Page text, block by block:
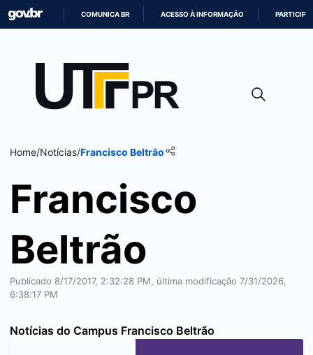
CONTEÚDO
COMUNICA BR ACESSO À INFORMAÇÃO PARTICIPE
Home/Notícias/Francisco Beltrão
Francisco
Beltrão
Publicado 8/17/2017, 2:32:28 PM, última modificação 7/31/2026,
6:38:17 PM
Notícias do Campus Francisco Beltrão